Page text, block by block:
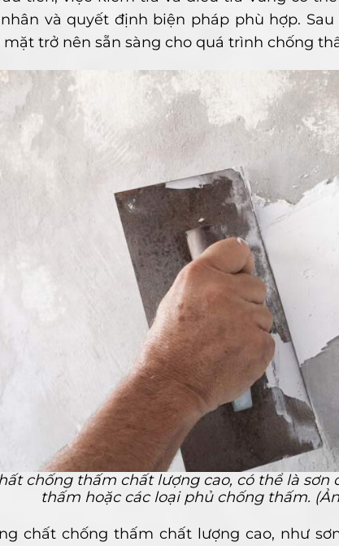
và quyết định biện pháp phù hợp.
trở nên sẵn sàng cho quá trình chống
chống thấm chất lượng cao, có thể là
thấm hoặc các loại phủ chống thấm.
chất chống thấm chất lượng cao, như